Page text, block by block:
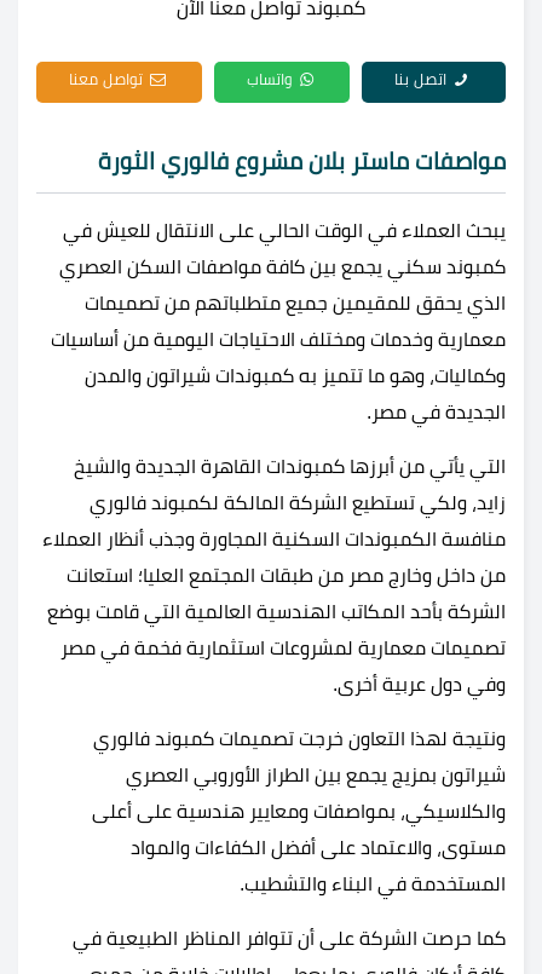
كمبوند تواصل معنا الآن
اتصل بنا واتساب تواصل معنا
مواصفات ماستر بلان مشروع فالوري الثورة
يبحث العملاء في الوقت الحالي على الانتقال للعيش في
كمبوند سكني يجمع بين كافة مواصفات السكن العصري
الذي يحقق للمقيمين جميع متطلباتهم من تصميمات
معمارية وخدمات ومختلف الاحتياجات اليومية من أساسيات
وكماليات، وهو ما تتميز به كمبوندات شيراتون والمدن
الجديدة في مصر.
التي يأتي من أبرزها كمبوندات القاهرة الجديدة والشيخ
زايد، ولكي تستطيع الشركة المالكة لكمبوند فالوري
منافسة الكمبوندات السكنية المجاورة وجذب أنظار العملاء
من داخل وخارج مصر من طبقات المجتمع العليا؛ استعانت
الشركة بأحد المكاتب الهندسية العالمية التي قامت بوضع
تصميمات معمارية لمشروعات استثمارية فخمة في مصر
وفي دول عربية أخرى.
ونتيجة لهذا التعاون خرجت تصميمات كمبوند فالوري
شيراتون بمزيج يجمع بين الطراز الأوروبي العصري
والكلاسيكي، بمواصفات ومعايير هندسية على أعلى
مستوى، والاعتماد على أفضل الكفاءات والمواد
المستخدمة في البناء والتشطيب.
كما حرصت الشركة على أن تتوافر المناظر الطبيعية في